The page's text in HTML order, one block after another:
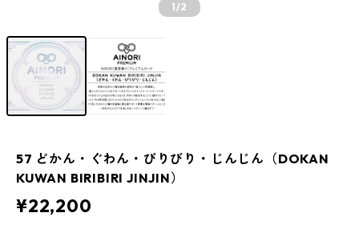
1/2
57 どかん・ぐわん・びりびり・じんじん（DOKAN
KUWAN BIRIBIRI JINJIN）
¥22,200